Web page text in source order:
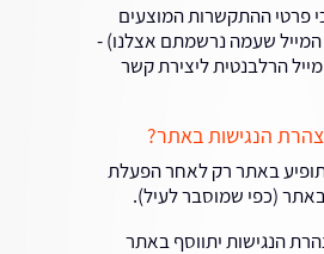
פרטי ההתקשרות המוצעים
שעמה נרשמתם אצלנו) -
הרלבנטית ליצירת קשר
הנגישות באתר?
באתר רק לאחר הפעלת
(כפי שמוסבר לעיל).
הנגישות יתווסף באתר